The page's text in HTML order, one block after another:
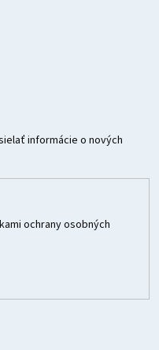
informácie o nových
ochrany osobných